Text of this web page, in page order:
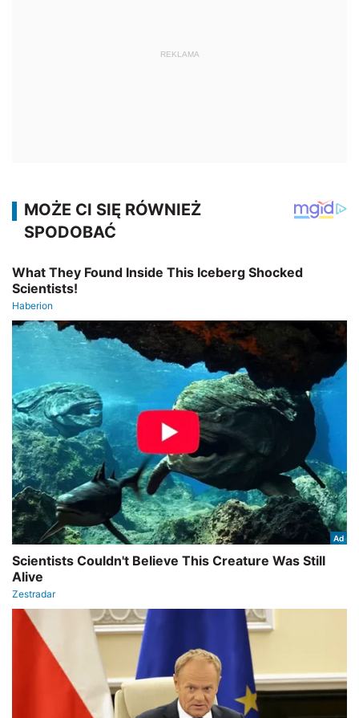
REKLAMA